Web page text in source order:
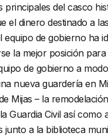
del casco
dinero destinado a
de gobierno ha
la mejor posición
de gobierno a
nueva guardería en
Mijas – la
Guardia Civil así
a la biblioteca